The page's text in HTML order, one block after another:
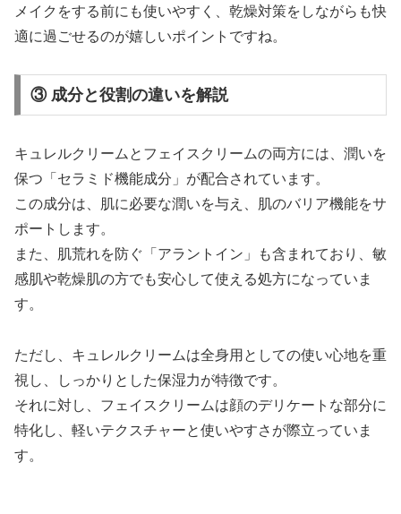
メイクをする前にも使いやすく、乾燥対策をしながらも快
適に過ごせるのが嬉しいポイントですね。
③ 成分と役割の違いを解説
キュレルクリームとフェイスクリームの両方には、潤いを
保つ「セラミド機能成分」が配合されています。
この成分は、肌に必要な潤いを与え、肌のバリア機能をサ
ポートします。
また、肌荒れを防ぐ「アラントイン」も含まれており、敏
感肌や乾燥肌の方でも安心して使える処方になっていま
す。
ただし、キュレルクリームは全身用としての使い心地を重
視し、しっかりとした保湿力が特徴です。
それに対し、フェイスクリームは顔のデリケートな部分に
特化し、軽いテクスチャーと使いやすさが際立っていま
す。